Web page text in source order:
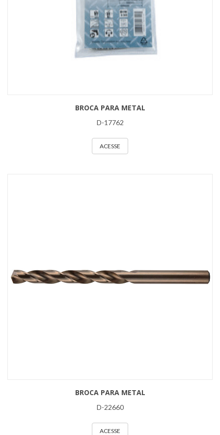
BROCA PARA METAL
D-17762
ACESSE
BROCA PARA METAL
D-22660
ACESSE